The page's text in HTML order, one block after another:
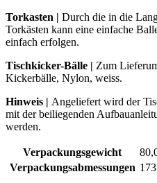
Torkasten | Durch die in die
Torkästen kann eine einfache
einfach erfolgen.
Tischkicker-Bälle | Zum
Kickerbälle, Nylon, weiss.
Hinweis | Angeliefert wird der
mit der beiliegenden
werden.
Verpackungsgewicht
Verpackungsabmessungen